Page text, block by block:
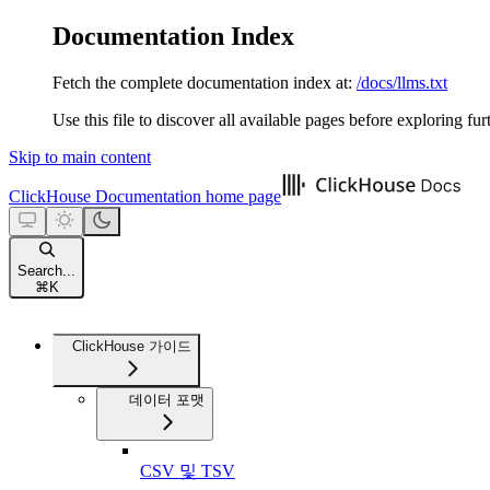
Documentation Index
Fetch the complete documentation index at: /docs/llms.txt
Use this file to discover all available pages before exploring
Skip to main content
ClickHouse Documentation home page
Search...
⌘ K
ClickHouse 가이드
데이터 포맷
CSV 및 TSV